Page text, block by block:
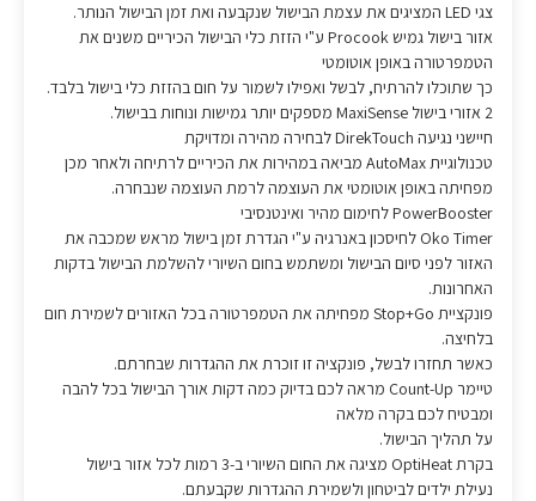
צגי LED המציגים את עצמת הבישול שנקבעה ואת זמן הבישול הנותר.
אזור בישול גמיש Procook ע"י הזזת כלי הבישול הכיריים משנים את
הטמפרטורה באופן אוטומטי
כך שתוכלו להרתיח, לבשל ואפילו לשמור על חום בהזזת כלי בישול בלבד.
2 אזורי בישול MaxiSense מספקים יותר גמישות ונוחות בבישול.
חיישני נגיעה DirekTouch לבחירה מהירה ומדויקת
טכנולוגיית AutoMax מביאה במהירות את הכיריים לרתיחה ולאחר מכן
מפחיתה באופן אוטומטי את העוצמה לרמת העוצמה שנבחרה.
PowerBooster לחימום מהיר ואינטנסיבי
Oko Timer לחיסכון באנרגיה ע"י הגדרת זמן בישול מראש שמכבה את
האזור לפני סיום הבישול ומשתמש בחום השיורי להשלמת הבישול בדקות
האחרונות.
פונקציית Stop+Go מפחיתה את הטמפרטורה בכל האזורים לשמירת חום
בלחיצה.
כאשר תחזרו לבשל, פונקציה זו זוכרת את ההגדרות שבחרתם.
טיימר Count-Up מראה לכם בדיוק כמה דקות אורך הבישול בכל להבה
ומבטיח לכם בקרה מלאה
על תהליך הבישול.
בקרת OptiHeat מציגה את החום השיורי ב-3 רמות לכל אזור בישול
נעילת ילדים לביטחון ולשמירת ההגדרות שקבעתם.